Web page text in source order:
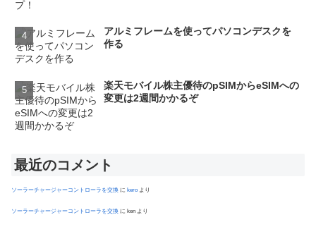
アルミフレームを使ってパソコンデスクを
作る
楽天モバイル株主優待のpSIMからeSIMへの
変更は2週間かかるぞ
最近のコメント
ソーラーチャージャーコントローラを交換 に kero より
ソーラーチャージャーコントローラを交換 に ken より